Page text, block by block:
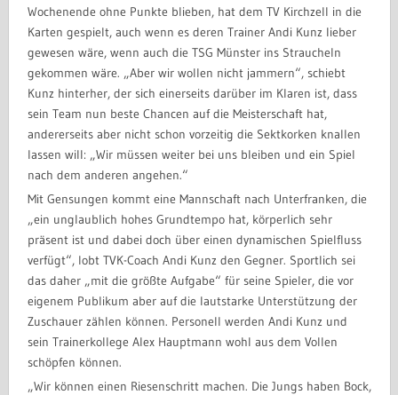
Wochenende ohne Punkte blieben, hat dem TV Kirchzell in die
Karten gespielt, auch wenn es deren Trainer Andi Kunz lieber
gewesen wäre, wenn auch die TSG Münster ins Straucheln
gekommen wäre. „Aber wir wollen nicht jammern“, schiebt
Kunz hinterher, der sich einerseits darüber im Klaren ist, dass
sein Team nun beste Chancen auf die Meisterschaft hat,
andererseits aber nicht schon vorzeitig die Sektkorken knallen
lassen will: „Wir müssen weiter bei uns bleiben und ein Spiel
nach dem anderen angehen.“
Mit Gensungen kommt eine Mannschaft nach Unterfranken, die
„ein unglaublich hohes Grundtempo hat, körperlich sehr
präsent ist und dabei doch über einen dynamischen Spielfluss
verfügt“, lobt TVK-Coach Andi Kunz den Gegner. Sportlich sei
das daher „mit die größte Aufgabe“ für seine Spieler, die vor
eigenem Publikum aber auf die lautstarke Unterstützung der
Zuschauer zählen können. Personell werden Andi Kunz und
sein Trainerkollege Alex Hauptmann wohl aus dem Vollen
schöpfen können.
„Wir können einen Riesenschritt machen. Die Jungs haben Bock,